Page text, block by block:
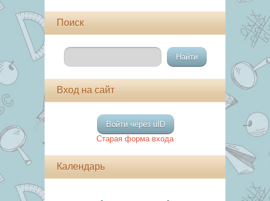
Поиск
Вход на сайт
Войти через uID
Старая форма входа
Календарь